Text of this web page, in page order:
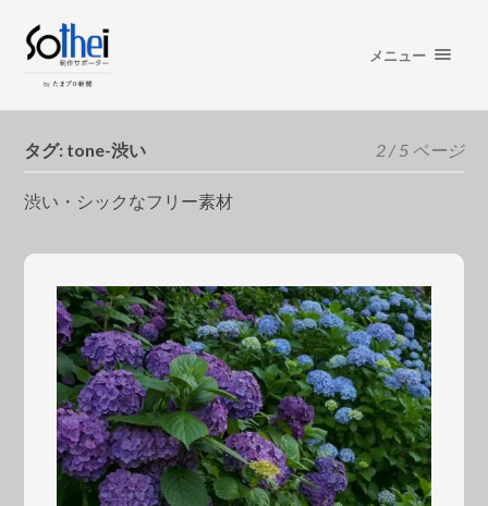
メニュー
タグ: tone-渋い 2 / 5 ページ
渋い・シックなフリー素材